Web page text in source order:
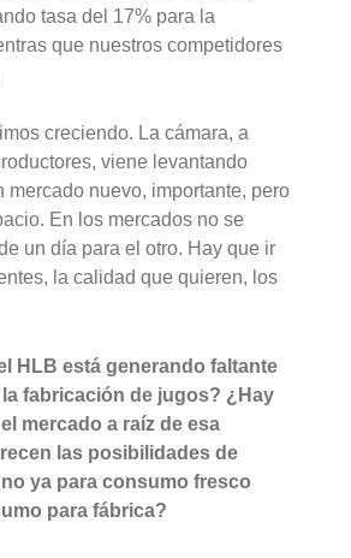
tasa del 17% para la
que nuestros competidores
creciendo. La cámara, a
viene levantando
mercado nuevo, importante, pero
En los mercados no se
un día para el otro. Hay que ir
la calidad que quieren, los
HLB está generando faltante
fabricación de jugos? ¿Hay
mercado a raíz de esa
las posibilidades de
ya para consumo fresco
para fábrica?